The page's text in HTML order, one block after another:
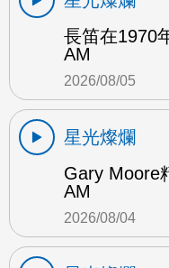
長笛在1970
AM
2026/08/05
星光燦爛
Gary Moore
AM
2026/08/04